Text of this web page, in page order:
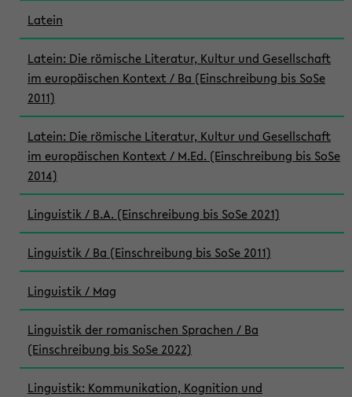
Latein
Latein: Die römische Literatur, Kultur und Gesellschaft
im europäischen Kontext / Ba (Einschreibung bis SoSe
2011)
Latein: Die römische Literatur, Kultur und Gesellschaft
im europäischen Kontext / M.Ed. (Einschreibung bis SoSe
2014)
Linguistik / B.A. (Einschreibung bis SoSe 2021)
Linguistik / Ba (Einschreibung bis SoSe 2011)
Linguistik / Mag
Linguistik der romanischen Sprachen / Ba
(Einschreibung bis SoSe 2022)
Linguistik: Kommunikation, Kognition und